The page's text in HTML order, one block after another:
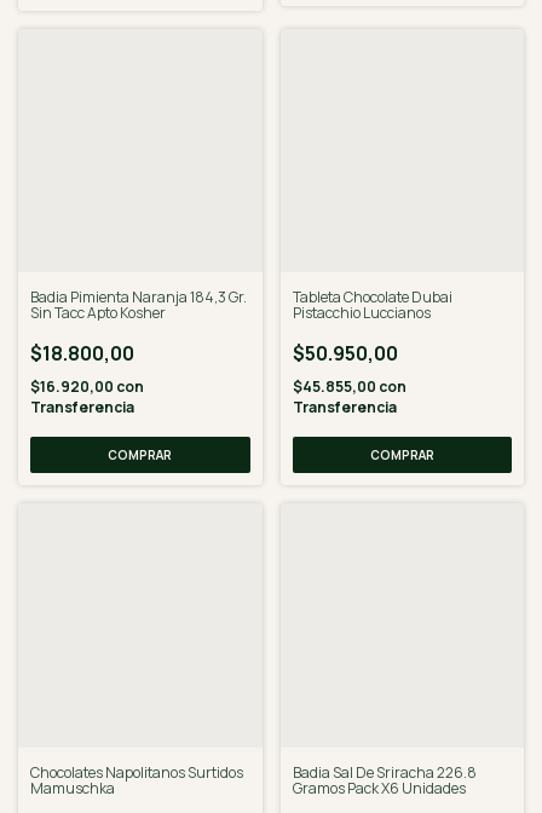
Badia Pimienta Naranja 184,3 Gr.
Sin Tacc Apto Kosher
$18.800,00
$16.920,00 con
Transferencia
Tableta Chocolate Dubai
Pistacchio Luccianos
$50.950,00
$45.855,00 con
Transferencia
Chocolates Napolitanos Surtidos
Mamuschka
Badia Sal De Sriracha 226.8
Gramos Pack X6 Unidades